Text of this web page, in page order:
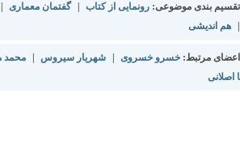
بندی موضوعی: رونمایی از کتاب گفتمان معماری
هم اندیشی
مرتبط: خسرو خسروی شهریار سیروس محمد
اصلانی